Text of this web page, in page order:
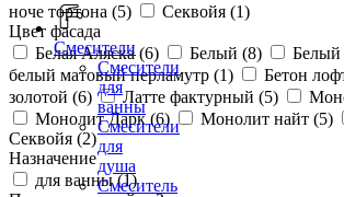
Смесители
Смесители
для
ванны
Смесители
для
душа
Смеситель
ноче тортона (5) Секвойя (1)
Цвет фасада
Белая Аляска (6) Белый (8) Белый
белый матовый перламутр (1) Бетон
золотой (6) Латте фактурный (5)
Монолит Дарк (6) Монолит найт (5)
Секвойя (2)
Назначение
для ванны (1)